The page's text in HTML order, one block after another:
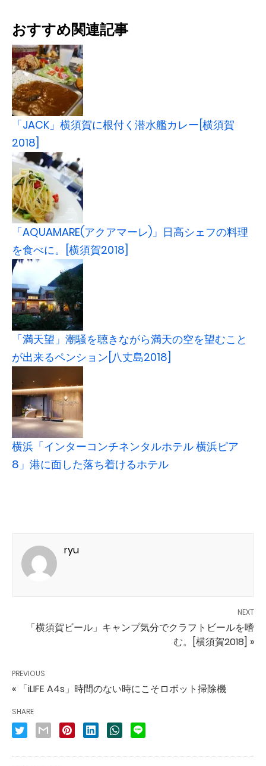
おすすめ関連記事
「JACK」横須賀に根付く潜水艦カレー[横須賀
2018]
「AQUAMARE(アクアマーレ)」日高シェフの料理
を食べに。[横須賀2018]
「満天望」潮騒を聴きながら満天の空を望むこと
が出来るペンション[八丈島2018]
横浜「インターコンチネンタルホテル 横浜ピア
8」港に面した落ち着けるホテル
ryu
NEXT
「横須賀ビール」キャンプ気分でクラフトビールを嗜
む。[横須賀2018] »
PREVIOUS
« 「iLIFE A4s」時間のない時にこそロボット掃除機
SHARE